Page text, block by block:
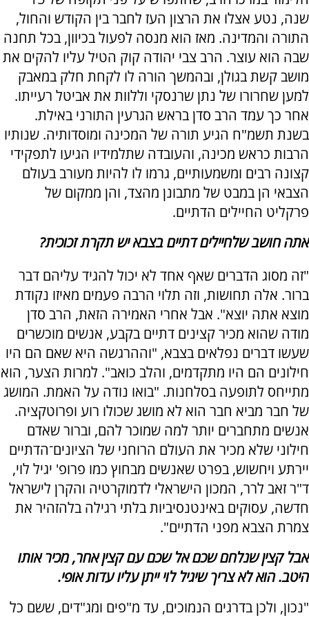
שנה, נטע אצלו את הרצון העז לחבר בין הקודש והחול,
התורה והמדינה. מאז הוא מנסה לפעול בכיוון, בכל תחנה
שבה הוא עוצר. הרב צבי יהודה קוק הטיל עליו להקים את
מושב קשת בגולן, ובהמשך הורה לו לקחת חלק במאבק
למען שחרורו של נתן שרנסקי וללוות את אביטל רעייתו.
אחר כך עמד הרב סדן בראש הגרעין התורני באילת.
בשנת תשמ"ח הגיע תורה של המכינה ומוסדותיה. שנותיו
הרבות כראש מכינה, והעובדה שתלמידיו הגיעו לתפקידי
קצונה רבים ומשמעותיים, גרמו לו להיות מעורב בעולם
הצבאי הן במבט של מתבונן מהצד, והן ממקום של
פרקליט החיילים הדתיים.
אתה חושב שלחיילים דתיים בצבא יש תקרת זכוכית?
"זה מסוג הדברים שאף אחד לא יכול להגיד עליהם דבר
ברור. אלה תחושות, וזה תלוי הרבה פעמים מאיזו נקודת
מוצא אתה יוצא". אבל אחרי האמירה הזאת, הרב סדן
מודה שהוא מכיר קצינים דתיים בקבע, אנשים מוכשרים
שעשו דברים נפלאים בצבא, "וההרגשה היא שאם הם היו
חילונים הם היו מתקדמים, והלב כואב". למרות הצער, הוא
מתייחס לתופעה בסלחנות. "בואו נודה על האמת. המושג
של חבר מביא חבר הוא לא מושג שכולו רוע ופרוטקציה.
אנשים מתחברים יותר למה שמוכר להם, וברור שאדם
חילוני שלא מכיר את העולם הרוחני של הציונים־הדתיים
יירתע ויחשוש, בפרט שאנשים מבחוץ כמו פרופ' יגיל לוי,
ד"ר זאב לרר, המכון הישראלי לדמוקרטיה והקרן לישראל
חדשה, עסוקים באינטנסיביות בלתי רגילה בלהזהיר את
צמרת הצבא מפני הדתיים".
אבל קצין שנלחם שכם אל שכם עם קצין אחר, מכיר אותו
היטב. הוא לא צריך שיגיל לוי ייתן עליו עדות אופי.
"נכון, ולכן בדרגים הנמוכים, עד מ"פים ומג"דים, ששם כל